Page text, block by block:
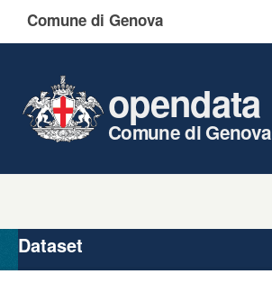
Comune di Genova
opendata
Comune di Genova
Organizzazioni
Gruppi
Dataset